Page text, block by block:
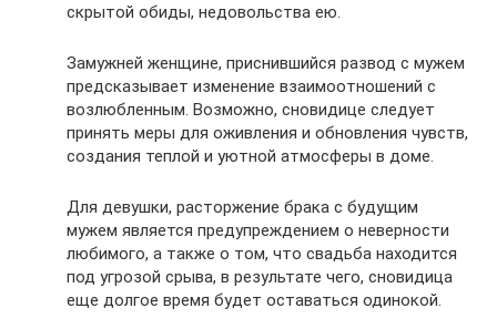
скрытой обиды, недовольства ею.
Замужней женщине, приснившийся развод с мужем
предсказывает изменение взаимоотношений с
возлюбленным. Возможно, сновидице следует
принять меры для оживления и обновления чувств,
создания теплой и уютной атмосферы в доме.
Для девушки, расторжение брака с будущим
мужем является предупреждением о неверности
любимого, а также о том, что свадьба находится
под угрозой срыва, в результате чего, сновидица
еще долгое время будет оставаться одинокой.